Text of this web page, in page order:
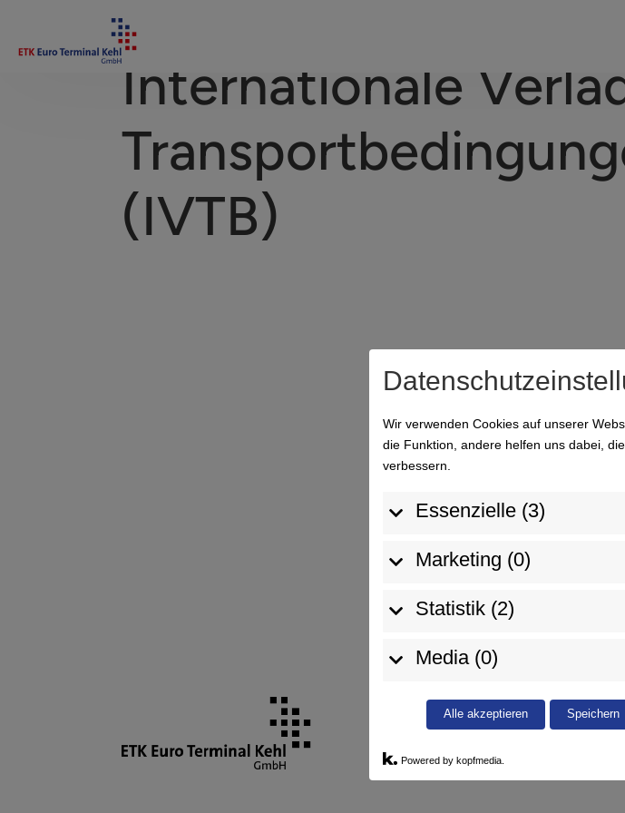
Wir verwenden Cookies auf unserer
die Funktion, andere helfen uns dabei,
verbessern.
Essenzielle (3)
Marketing (0)
Statistik (2)
Media (0)
Alle akzeptieren Speichern
Powered by kopfmedia.
Internationale
(IVTB)